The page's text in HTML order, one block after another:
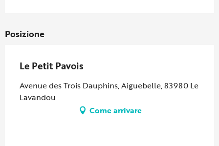
Posizione
Le Petit Pavois
Avenue des Trois Dauphins, Aiguebelle, 83980 Le
Lavandou
Come arrivare